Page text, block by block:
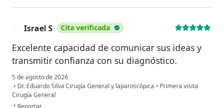
Israel S Cita verificada
Excelente capacidad de comunicar sus ideas y
transmitir confianza con su diagnóstico.
5 de agosto de 2026
• Dr. Eduardo Silva Cirugía General y laparoscópica • Primera visita
Cirugía General
• en opinión del usuario Israel S